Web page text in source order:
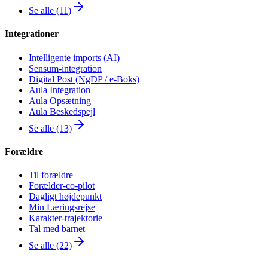
Se alle (11)
Integrationer
Intelligente imports (AI)
Sensum-integration
Digital Post (NgDP / e-Boks)
Aula Integration
Aula Opsætning
Aula Beskedspejl
Se alle (13)
Forældre
Til forældre
Forælder-co-pilot
Dagligt højdepunkt
Min Læringsrejse
Karakter-trajektorie
Tal med barnet
Se alle (22)